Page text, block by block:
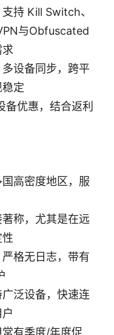
持 Kill Switch、
与Obfuscated
设备同步，跨平
定
优惠，结合返利
高密度地区，服
称，尤其是在远
格无日志，带有
泛设备，快速连
有季度/年度促